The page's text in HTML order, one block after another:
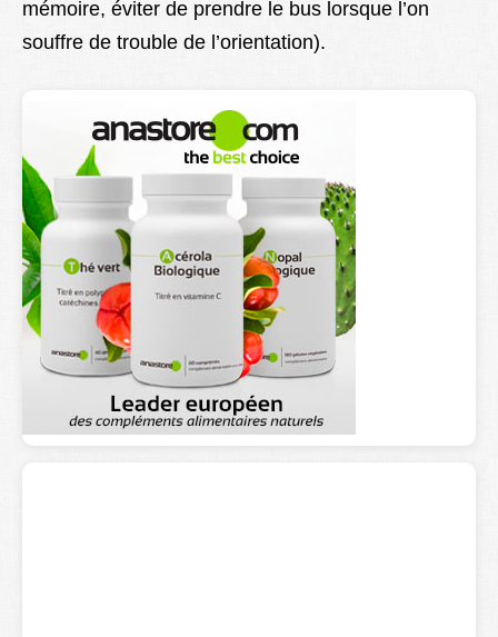
mémoire, éviter de prendre le bus lorsque l’on
souffre de trouble de l’orientation).